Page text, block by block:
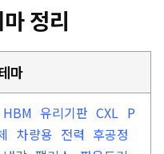
정리
마
HBM 유리기판 CXL P
차량용 전력 후공정